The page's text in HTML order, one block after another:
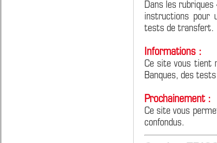
Dans les
instructions pour
tests de transfert.
Informations :
Ce site vous tient
Banques, des
Prochainement :
Ce site vous
confondus.